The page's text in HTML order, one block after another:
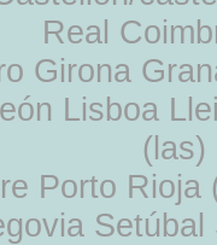
Real
Girona
Lisboa
Porto